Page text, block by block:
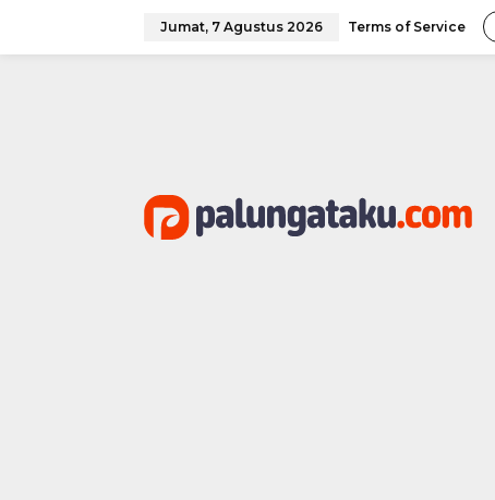
Jumat, 7 Agustus 2026 Terms of Service